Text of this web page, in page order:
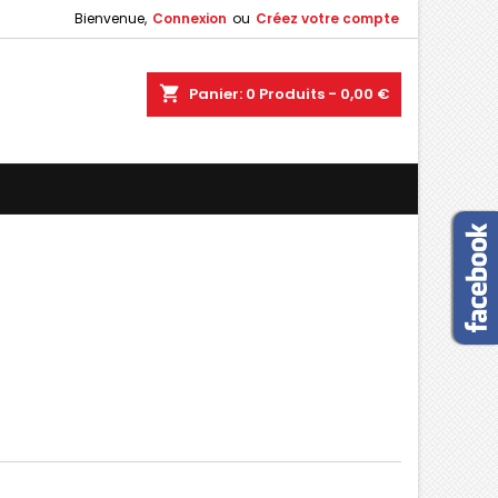
Bienvenue, Connexion ou Créez votre compte
shopping_cart Panier: 0 Produits - 0,00 €